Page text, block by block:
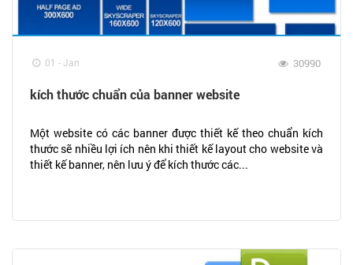
01 - Jan 30990
kích thước chuẩn của banner website
Một website có các banner được thiết kế theo chuẩn kích
thước sẽ nhiều lợi ích nên khi thiết kế layout cho website và
thiết kế banner, nên lưu ý để kích thước các...